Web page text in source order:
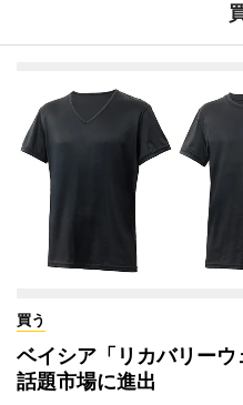
買う
ベイシア「リカバリー
話題市場に進出